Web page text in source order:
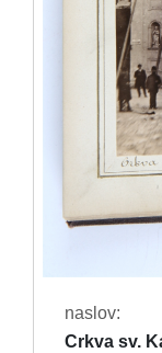
naslov:
Crkva sv.